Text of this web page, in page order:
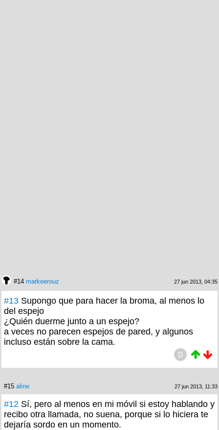
#14 markeerouz 27 jun 2013, 04:35
#13 Supongo que para hacer la broma, al menos lo
del espejo
¿Quién duerme junto a un espejo?
a veces no parecen espejos de pared, y algunos
incluso están sobre la cama.
0
#15 aline 27 jun 2013, 11:33
#12 Sí, pero al menos en mi móvil si estoy hablando y
recibo otra llamada, no suena, porque si lo hiciera te
dejaría sordo en un momento.